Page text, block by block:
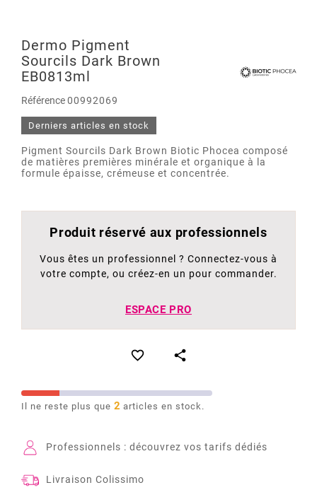
Dermo Pigment
Sourcils Dark Brown
EB0813ml
Référence00992069
Derniers articles en stock
Pigment Sourcils Dark Brown Biotic Phocea composé
de matières premières minérale et organique à la
formule épaisse, crémeuse et concentrée.
Produit réservé aux professionnels
Vous êtes un professionnel ? Connectez-vous à
votre compte, ou créez-en un pour commander.
ESPACE PRO
 
Il ne reste plus que 2 articles en stock.
Professionnels : découvrez vos tarifs dédiés
Livraison Colissimo